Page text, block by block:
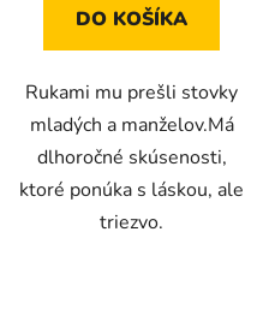
DO KOŠÍKA
Rukami mu prešli stovky
mladých a manželov.Má
dlhoročné skúsenosti,
ktoré ponúka s láskou, ale
triezvo.